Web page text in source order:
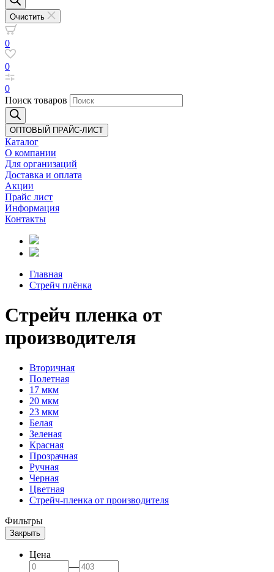
Очистить
0
0
0
Поиск товаров
ОПТОВЫЙ ПРАЙС-ЛИСТ
Каталог
О компании
Для организаций
Доставка и оплата
Акции
Прайс лист
Информация
Контакты
Главная
Стрейч плёнка
Стрейч пленка от
производителя
Вторичная
Полетная
17 мкм
20 мкм
23 мкм
Белая
Зеленая
Красная
Прозрачная
Ручная
Черная
Цветная
Стрейч-пленка от производителя
Фильтры
Закрыть
Цена
—